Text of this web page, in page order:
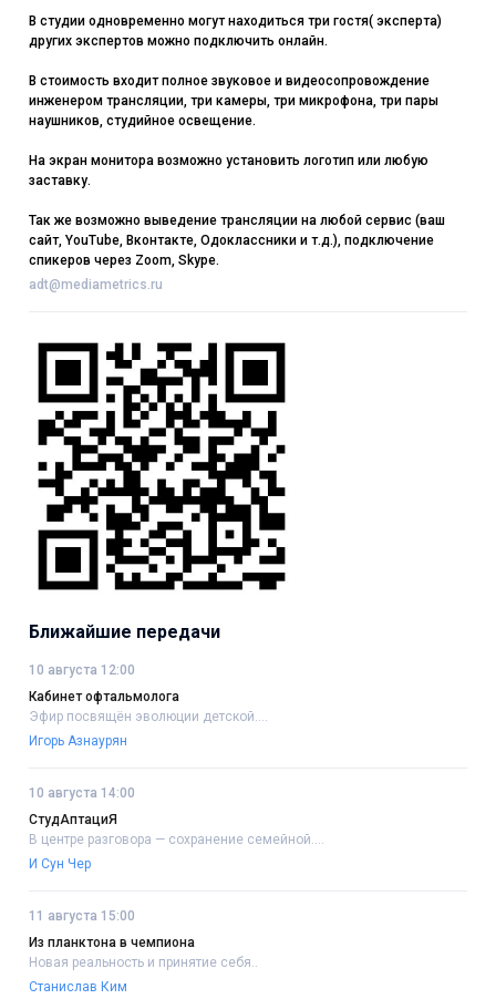
В студии одновременно могут находиться три гостя( эксперта)
других экспертов можно подключить онлайн.
В стоимость входит полное звуковое и видеосопровождение
инженером трансляции, три камеры, три микрофона, три пары
наушников, студийное освещение.
На экран монитора возможно установить логотип или любую
заставку.
Так же возможно выведение трансляции на любой сервис (ваш
сайт, YouTube, Вконтакте, Одоклассники и т.д.), подключение
спикеров через Zoom, Skype.
adt@mediametrics.ru
Ближайшие передачи
10 августа 12:00
Кабинет офтальмолога
Эфир посвящён эволюции детской....
Игорь Азнаурян
10 августа 14:00
СтудАптациЯ
В центре разговора — сохранение семейной....
И Сун Чер
11 августа 15:00
Из планктона в чемпиона
Новая реальность и принятие себя..
Станислав Ким